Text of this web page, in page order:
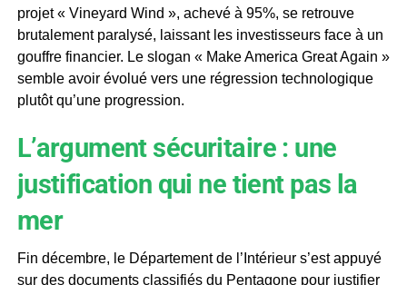
projet « Vineyard Wind », achevé à 95%, se retrouve
brutalement paralysé, laissant les investisseurs face à un
gouffre financier. Le slogan « Make America Great Again »
semble avoir évolué vers une régression technologique
plutôt qu’une progression.
L’argument sécuritaire : une
justification qui ne tient pas la
mer
Fin décembre, le Département de l’Intérieur s’est appuyé
sur des documents classifiés du Pentagone pour justifier